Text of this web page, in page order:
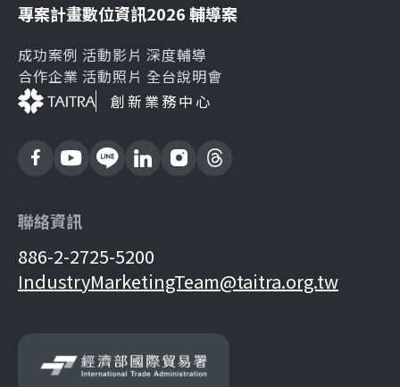
專案計畫
成功案例
合作企業
數位資訊
活動影片
活動照片
2026 輔導案
深度輔導
全台說明會
創新業務中心
聯絡資訊
886-2-2725-5200
IndustryMarketingTeam@taitra.org.tw